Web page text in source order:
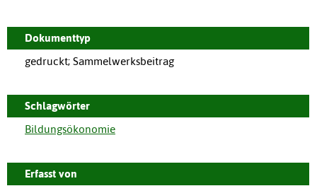
Dokumenttyp
gedruckt; Sammelwerksbeitrag
Schlagwörter
Bildungsökonomie
Erfasst von